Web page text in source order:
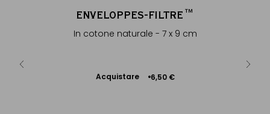
ENVELOPPES-FILTRE™
In cotone naturale - 7 x 9 cm
Acquistare 6,50 €
Aggiungere